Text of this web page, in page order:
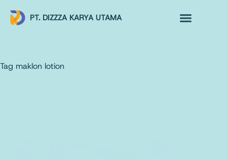
PT. DIZZZA KARYA UTAMA
Tag maklon lotion